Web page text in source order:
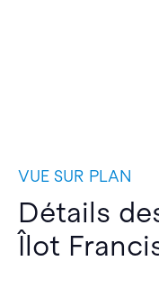
VUE SUR PLAN
Détails
Îlot